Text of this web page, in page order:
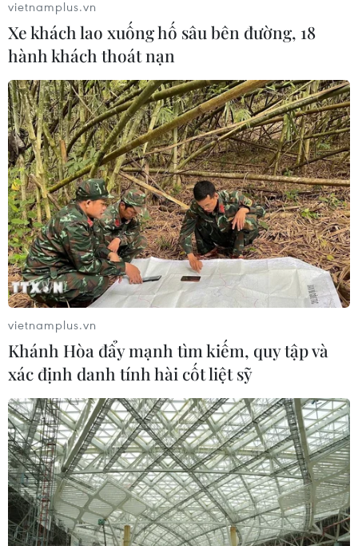
Không gian sách kể chuyện Hà Nội trong
60 ngày đêm khói lửa
24/11/2016 07:09
Đại hội sách cũ sẽ giới thiệu tới độc giả những ấn phẩm
ôn lại truyền thống lịch sử hào hùng của quân và dân
Thủ đô trong 60 ngày đêm khói lửa (19/12/1946-
17/2/1947).
vietnamplus.vn
Xe khách lao xuống hố sâu bên đường, 18
hành khách thoát nạn
vietnamplus.vn
Khánh Hòa đẩy mạnh tìm kiếm, quy tập và
xác định danh tính hài cốt liệt sỹ